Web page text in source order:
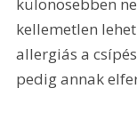
kellemetlen
allergiás a
pedig annak